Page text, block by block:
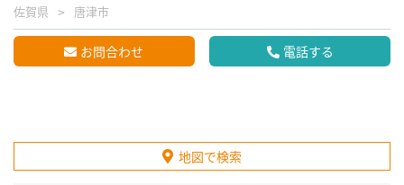
佐賀県 唐津市
お問合わせ 電話する
地図で検索